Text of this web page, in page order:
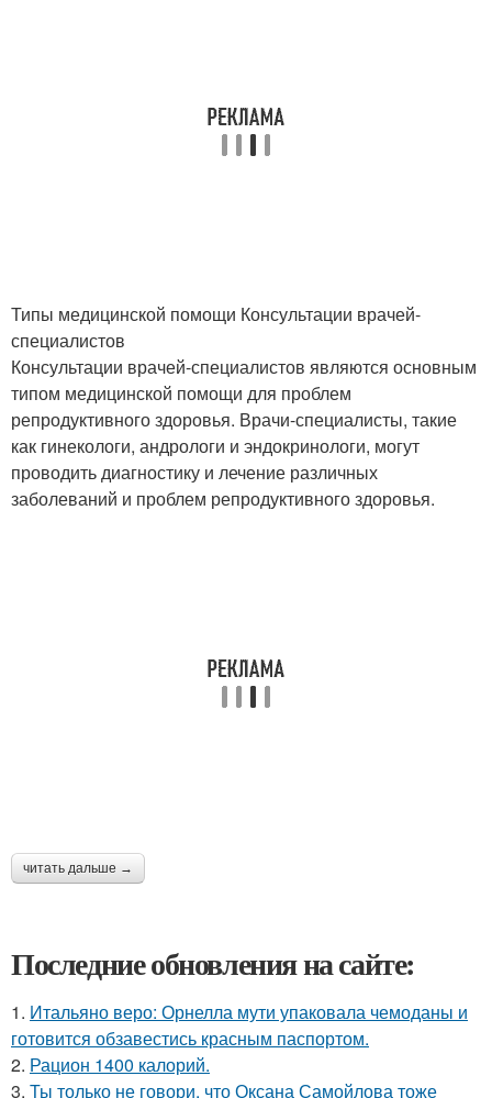
Типы медицинской помощи Консультации врачей-
специалистов
Консультации врачей-специалистов являются основным
типом медицинской помощи для проблем
репродуктивного здоровья. Врачи-специалисты, такие
как гинекологи, андрологи и эндокринологи, могут
проводить диагностику и лечение различных
заболеваний и проблем репродуктивного здоровья.
читать дальше →
Последние обновления на сайте:
1. Итальяно веро: Орнелла мути упаковала чемоданы и
готовится обзавестись красным паспортом.
2. Рацион 1400 калорий.
3. Ты только не говори, что Оксана Самойлова тоже